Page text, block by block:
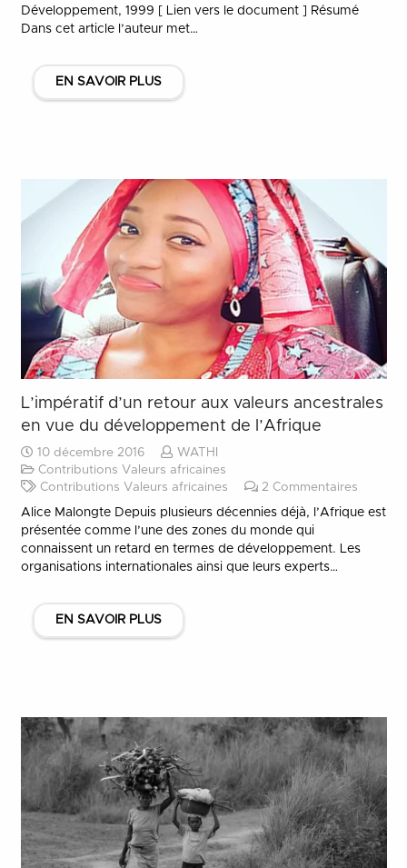
Développement, 1999 [ Lien vers le document ] Résumé
Dans cet article l’auteur met…
EN SAVOIR PLUS
L’impératif d’un retour aux valeurs ancestrales
en vue du développement de l’Afrique
10 décembre 2016
WATHI
Contributions Valeurs africaines
Contributions Valeurs africaines
2 Commentaires
Alice Malongte Depuis plusieurs décennies déjà, l’Afrique est
présentée comme l’une des zones du monde qui
connaissent un retard en termes de développement. Les
organisations internationales ainsi que leurs experts…
EN SAVOIR PLUS